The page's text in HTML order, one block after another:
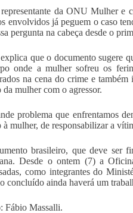
representante da ONU Mulher e
envolvidos já peguem o caso
pergunta na cabeça desde o
que o documento sugere
onde a mulher sofreu os
na cena do crime e
da mulher com o agressor.
problema que enfrentamos
à mulher, de responsabilizar a
brasileiro, que deve ser
Desde o ontem (7) a
como integrantes do
concluído ainda haverá um
Fábio Massalli.